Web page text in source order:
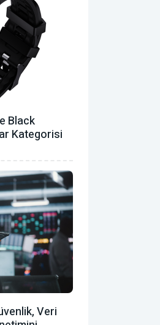
Black
Kategorisi
Veri